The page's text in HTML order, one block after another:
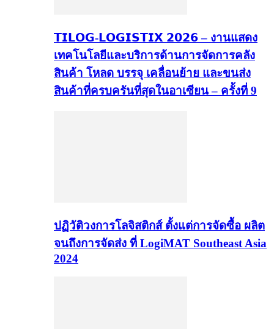
𝗧𝗜𝗟𝗢𝗚-𝗟𝗢𝗚𝗜𝗦𝗧𝗜𝗫 𝟮𝟬𝟮𝟲 – งานแสดง
เทคโนโลยีและบริการด้านการจัดการคลัง
สินค้า โหลด บรรจุ เคลื่อนย้าย และขนส่ง
สินค้าที่ครบครันที่สุดในอาเซียน – ครั้งที่ 9
ปฏิวัติวงการโลจิสติกส์ ตั้งแต่การจัดซื้อ ผลิต
จนถึงการจัดส่ง ที่ LogiMAT Southeast Asia
2024